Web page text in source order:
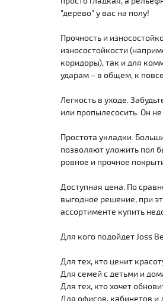
"дерево" у вас на полу!
Прочность и
износостойкости
коридоры), так и для
ударам – в общем, к
Легкость в уходе.
или пропылесосить. Он
Простота укладки.
позволяют уложить пол
ровное и прочное
Доступная цена. По
выгодное решение, при
ассортименте купить
Для кого подойдет Joss
Для тех, кто ценит
Для семей с детьми и
Для тех, кто хочет
Для офисов, кабинетов и